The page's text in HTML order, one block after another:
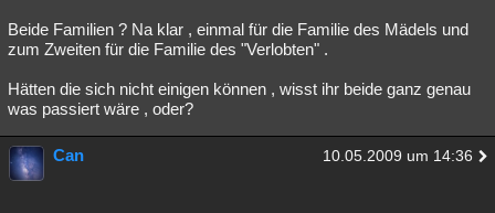
Beide Familien ? Na klar , einmal für die Familie des Mädels und
zum Zweiten für die Familie des "Verlobten" .
Hätten die sich nicht einigen können , wisst ihr beide ganz genau
was passiert wäre , oder?
Can 10.05.2009 um 14:36